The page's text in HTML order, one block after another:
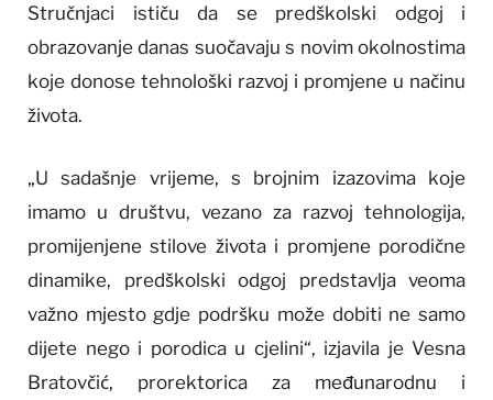
Stručnjaci ističu da se predškolski odgoj i
obrazovanje danas suočavaju s novim okolnostima
koje donose tehnološki razvoj i promjene u načinu
života.
„U sadašnje vrijeme, s brojnim izazovima koje
imamo u društvu, vezano za razvoj tehnologija,
promijenjene stilove života i promjene porodične
dinamike, predškolski odgoj predstavlja veoma
važno mjesto gdje podršku može dobiti ne samo
dijete nego i porodica u cjelini“, izjavila je Vesna
Bratovčić, prorektorica za međunarodnu i